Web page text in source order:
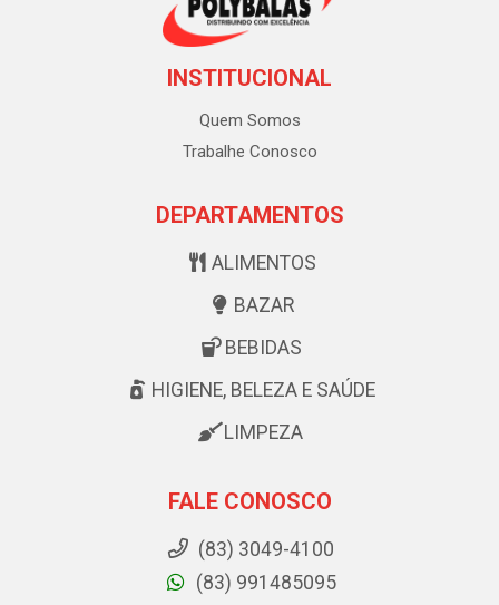
INSTITUCIONAL
Quem Somos
Trabalhe Conosco
DEPARTAMENTOS
ALIMENTOS
BAZAR
BEBIDAS
HIGIENE, BELEZA E SAÚDE
LIMPEZA
FALE CONOSCO
(83) 3049-4100
(83) 991485095